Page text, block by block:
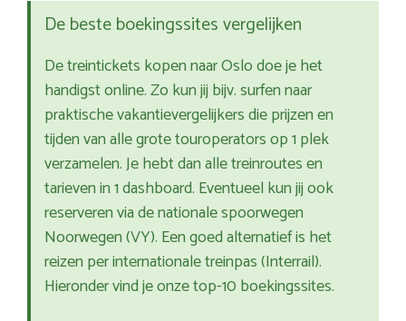
De beste boekingssites vergelijken
De treintickets kopen naar Oslo doe je het
handigst online. Zo kun jij bijv. surfen naar
praktische vakantievergelijkers die prijzen en
tijden van alle grote touroperators op 1 plek
verzamelen. Je hebt dan alle treinroutes en
tarieven in 1 dashboard. Eventueel kun jij ook
reserveren via de nationale spoorwegen
Noorwegen (VY). Een goed alternatief is het
reizen per internationale treinpas (Interrail).
Hieronder vind je onze top-10 boekingssites.